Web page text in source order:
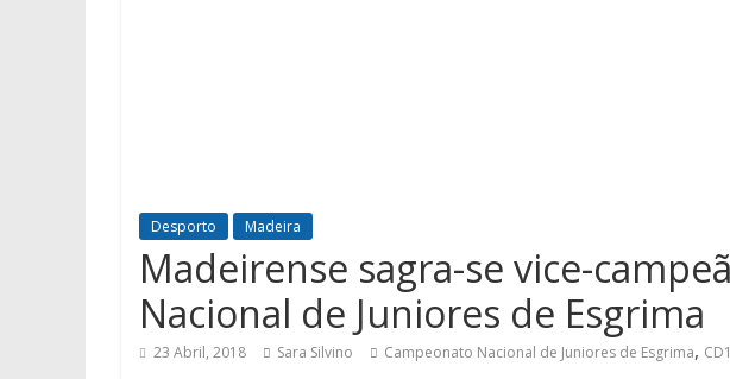
Desporto Madeira
Madeirense sagra-se vice-
Nacional de Juniores de Esgrima
23 Abril, 2018 Sara Silvino Campeonato Nacional de Juniores de Esgrima,